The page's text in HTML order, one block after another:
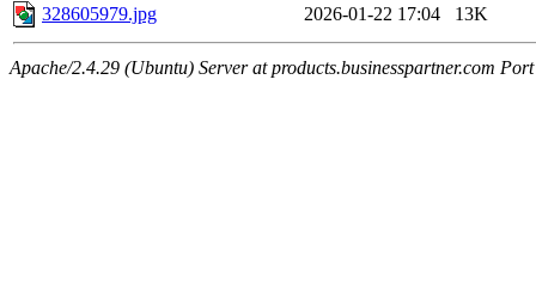
328605979.jpg
2026-01-22 17:04 13K
Apache/2.4.29 (Ubuntu) Server at products.businesspartner.com